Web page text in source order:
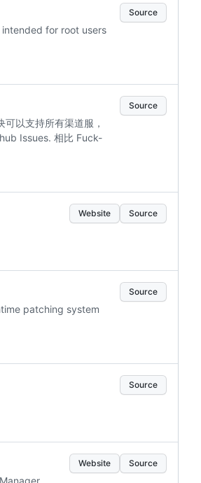
for root users
Source
以支持所有渠道服，
Issues. 相比 Fuck-
Source
Website Source
patching system
Source
Source
Website Source